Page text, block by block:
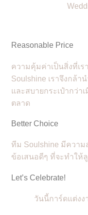
Reasonable Price
ความคุ้มค่าเป็นสิ่งที่เ
Soulshine เราจึงกล้า
และสบายกระเป๋ากว่
ตลาด
Better Choice
ทีม Soulshine มีควา
ข้อเสนอดีๆ ที่จะทำให้
Let’s Celebrate!
วันนี้การ์ดแต่งง